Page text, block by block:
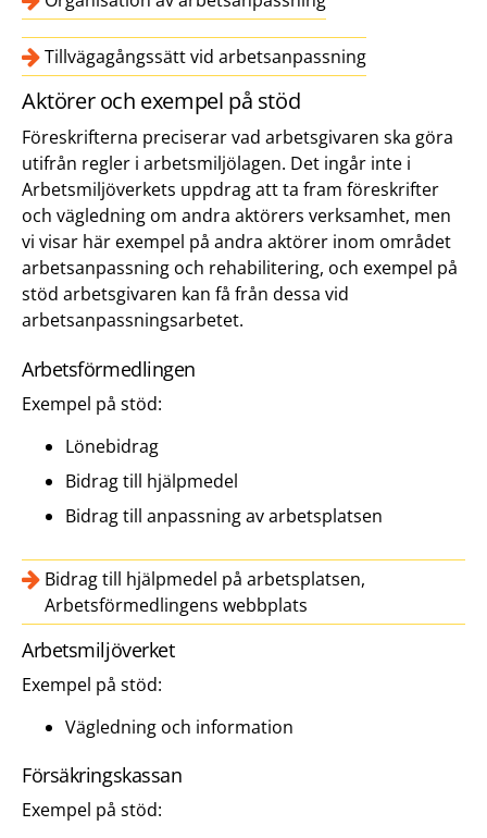
Tillvägagångssätt vid arbetsanpassning
Aktörer och exempel på stöd
Föreskrifterna preciserar vad arbetsgivaren ska göra
utifrån regler i arbetsmiljölagen. Det ingår inte i
Arbetsmiljöverkets uppdrag att ta fram föreskrifter
och vägledning om andra aktörers verksamhet, men
vi visar här exempel på andra aktörer inom området
arbetsanpassning och rehabilitering, och exempel på
stöd arbetsgivaren kan få från dessa vid
arbetsanpassningsarbetet.
Arbetsförmedlingen
Exempel på stöd:
Lönebidrag
Bidrag till hjälpmedel
Bidrag till anpassning av arbetsplatsen
Bidrag till hjälpmedel på arbetsplatsen,
Arbetsförmedlingens webbplats
Arbetsmiljöverket
Exempel på stöd:
Vägledning och information
Försäkringskassan
Exempel på stöd: